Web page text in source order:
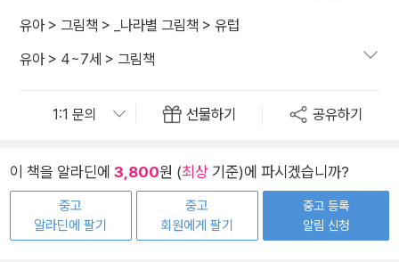
유아> 그림책 > _나라별 그림책 > 유럽
유아> 4~7세 > 그림책
선물하기 공유하기
이 책을 알라딘에 3,800원 (최상 기준)에 파시겠습니까?
중고
알라딘에 팔기
중고
회원에게 팔기
중고 등록
알림 신청